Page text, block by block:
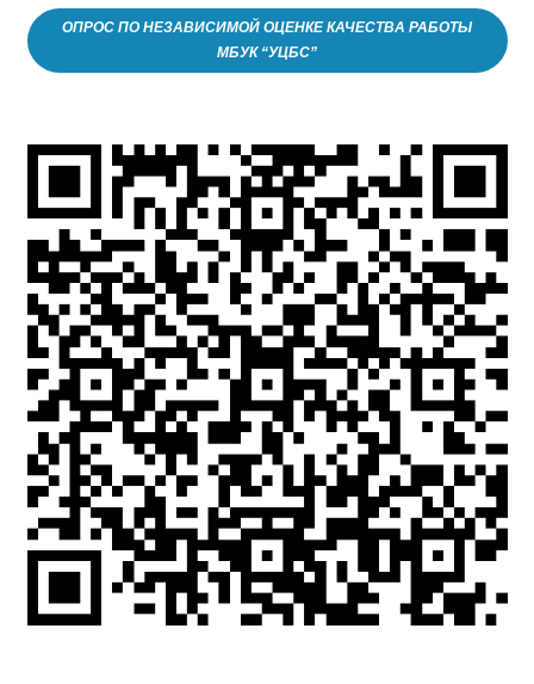
ОПРОС ПО НЕЗАВИСИМОЙ ОЦЕНКЕ КАЧЕСТВА РАБОТЫ
МБУК “УЦБС”